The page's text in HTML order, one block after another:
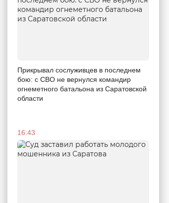
Прикрывал сослуживцев в последнем
бою: с СВО не вернулся командир
огнеметного батальона из Саратовской
области
16:43